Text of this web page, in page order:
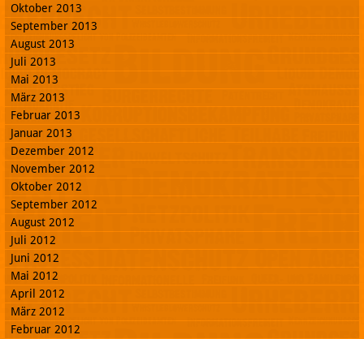
Oktober 2013
September 2013
August 2013
Juli 2013
Mai 2013
März 2013
Februar 2013
Januar 2013
Dezember 2012
November 2012
Oktober 2012
September 2012
August 2012
Juli 2012
Juni 2012
Mai 2012
April 2012
März 2012
Februar 2012